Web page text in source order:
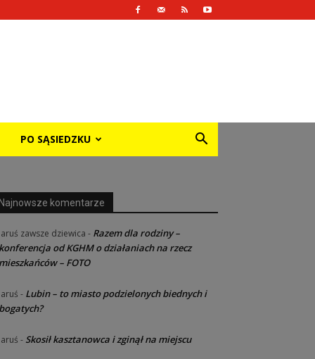
PO SĄSIEDZKU
komentarze
zawsze dziewica - Razem dla rodziny –
od KGHM o działaniach na rzecz
– FOTO
- Lubin – to miasto podzielonych biednych i
- Skosił kasztanowca i zginął na miejscu